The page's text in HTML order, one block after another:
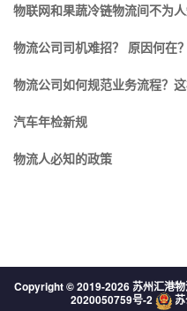
物联网和果蔬冷链物流间不为
物流公司司机难招？ 原因何在？
物流公司如何规范业务流程？
汽车年检新规
物流人必知的政策
Copyright © 2019-2026 苏州汇港
2020050759号-2